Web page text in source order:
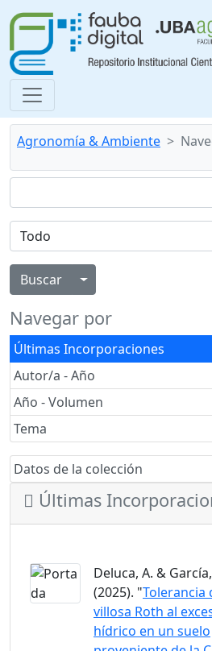
Agronomía & Ambiente
Alternar menú
Navegar por
Últimas Incorporaciones
Autor/a - Año
Año - Volumen
Tema
Datos de la colección
Últimas
Deluca, A. &
(2025). "Tolerancia
villosa Roth al
hídrico en un suelo